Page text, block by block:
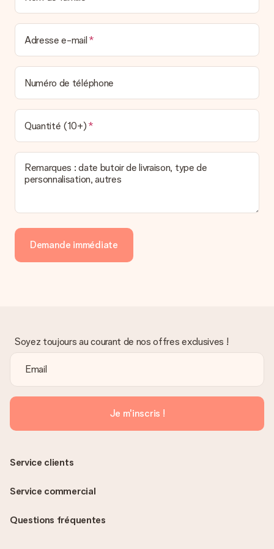
Adresse e-mail
Numéro de téléphone
Quantité (10+)
Remarques : date butoir de livraison, type de
personnalisation, autres
Demande immédiate
Soyez toujours au courant de nos offres exclusives !
Je m'inscris !
Questions fréquentes
Service clients
Service commercial